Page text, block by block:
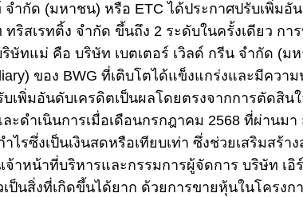
จำกัด (มหาชน) หรือ ETC ได้ประกาศปรับเพิ่ม
ทริสเรทติ้ง จำกัด ขึ้นถึง 2 ระดับในครั้งเดียว
ษัทแม่ คือ บริษัท เบตเตอร์ เวิลด์ กรีน จำกัด (ม
ของ BWG ที่เติบโตได้แข็งแกร่งและมีความ
เพิ่มอันดับเครดิตเป็นผลโดยตรงจากการตัดสิ
ละดำเนินการเมื่อเดือนกรกฎาคม 2568 ที่ผ่าน
ไรซึ่งเป็นเงินสดหรือเทียบเท่า ซึ่งช่วยเสริมสร้
หน้าที่บริหารและกรรมการผู้จัดการ บริษัท เอิ
เป็นสิ่งที่เกิดขึ้นได้ยาก ด้วยการขายหุ้นในโคร